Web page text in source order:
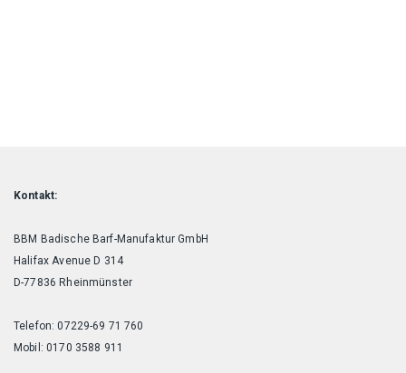
Kontakt:
BBM Badische Barf-Manufaktur GmbH
Halifax Avenue D 314
D-77836 Rheinmünster
Telefon: 07229-69 71 760
Mobil: 0170 3588 911